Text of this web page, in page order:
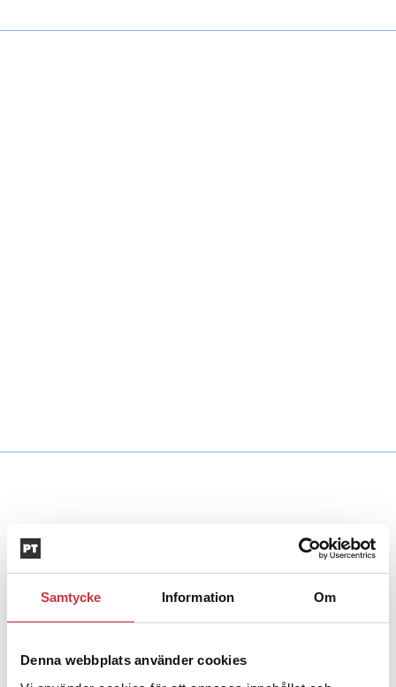
Samtycke Information Om
Denna webbplats använder cookies